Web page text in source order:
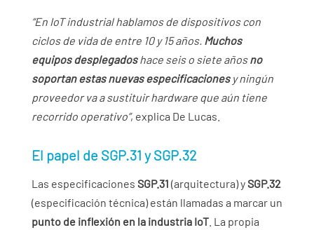
“En IoT industrial hablamos de dispositivos con
ciclos de vida de entre 10 y 15 años. Muchos
equipos desplegadoshace seis o siete añosno
soportan estas nuevas especificacionesy ningún
proveedor va a sustituir hardware que aún tiene
recorrido operativo”, explica De Lucas.
El papel de SGP.31 y SGP.32
Las especificaciones SGP.31 (arquitectura) ySGP.32
(especificación técnica) están llamadas a marcar un
punto de inflexión en la industria IoT. La propia